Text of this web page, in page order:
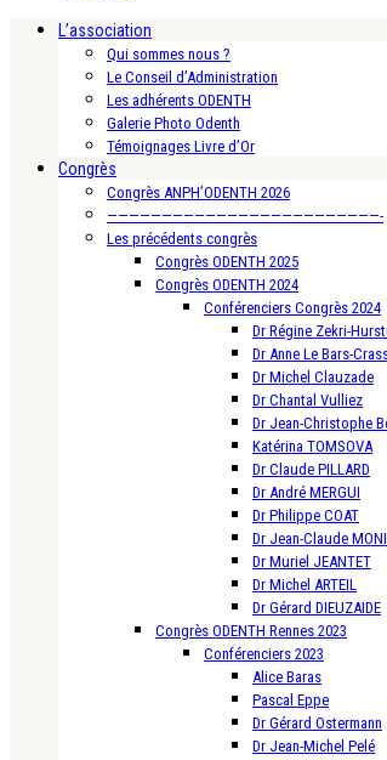
L’association
Qui sommes nous ?
Le Conseil d’Administration
Les adhérents ODENTH
Galerie Photo Odenth
Témoignages Livre d’Or
Congrès
Congrès ANPH’ODENTH 2026
—————————————————————————-
Les précédents congrès
Congrès ODENTH 2025
Congrès ODENTH 2024
Conférenciers Congrès 2024
Dr Régine Zekri-
Dr Anne Le Bars-
Dr Michel Clauzade
Dr Chantal Vulliez
Dr Jean-Christophe
Katérina TOMSOVA
Dr Claude PILLARD
Dr André MERGUI
Dr Philippe COAT
Dr Jean-Claude
Dr Muriel JEANTET
Dr Michel ARTEIL
Dr Gérard DIEUZAIDE
Congrès ODENTH Rennes 2023
Conférenciers 2023
Alice Baras
Pascal Eppe
Dr Gérard Ostermann
Dr Jean-Michel Pelé